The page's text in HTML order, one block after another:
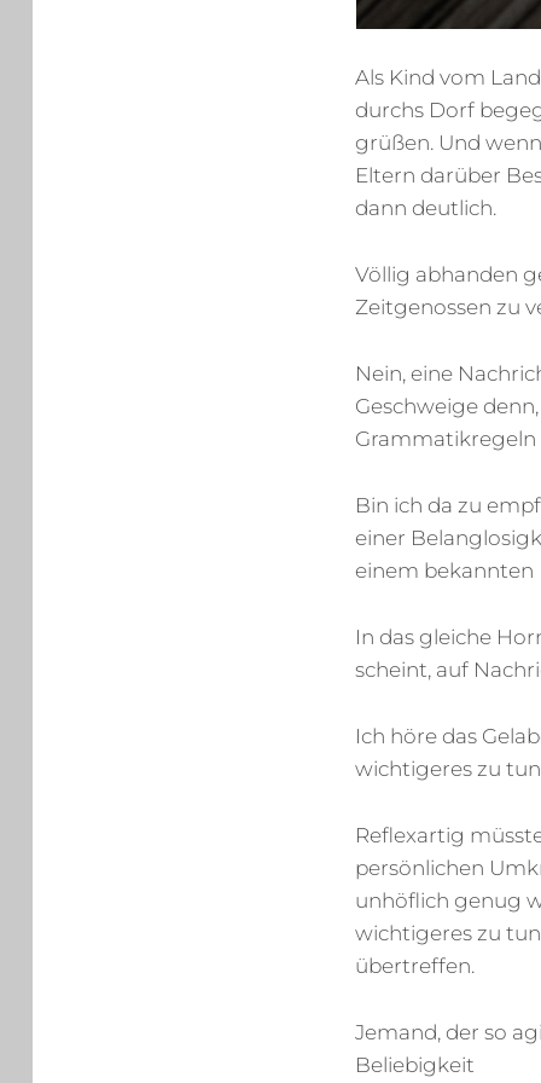
Als Kind vom
durchs Dorf
grüßen. Und
Eltern darüber
dann deutlich.
Völlig abhanden
Zeitgenossen zu
Nein, eine
Geschweige
Grammatikregeln
Bin ich da zu
einer
einem
In das gleiche
scheint, auf
Ich höre das
wichtigeres zu
Reflexartig
persönlichen
unhöflich genug
wichtigeres zu
übertreffen.
Jemand, der so
Beliebigkeit